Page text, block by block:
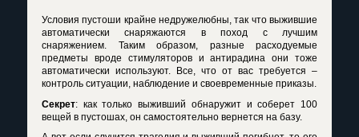
Условия пустоши крайне недружелюбны, так что выжившие
автоматически снаряжаются в поход с лучшим
снаряжением. Таким образом, разные расходуемые
предметы вроде стимуляторов и антирадина они тоже
автоматически используют. Все, что от вас требуется –
контроль ситуации, наблюдение и своевременные приказы.
Секрет: как только выживший обнаружит и соберет 100
вещей в пустошах, он самостоятельно вернется на базу.